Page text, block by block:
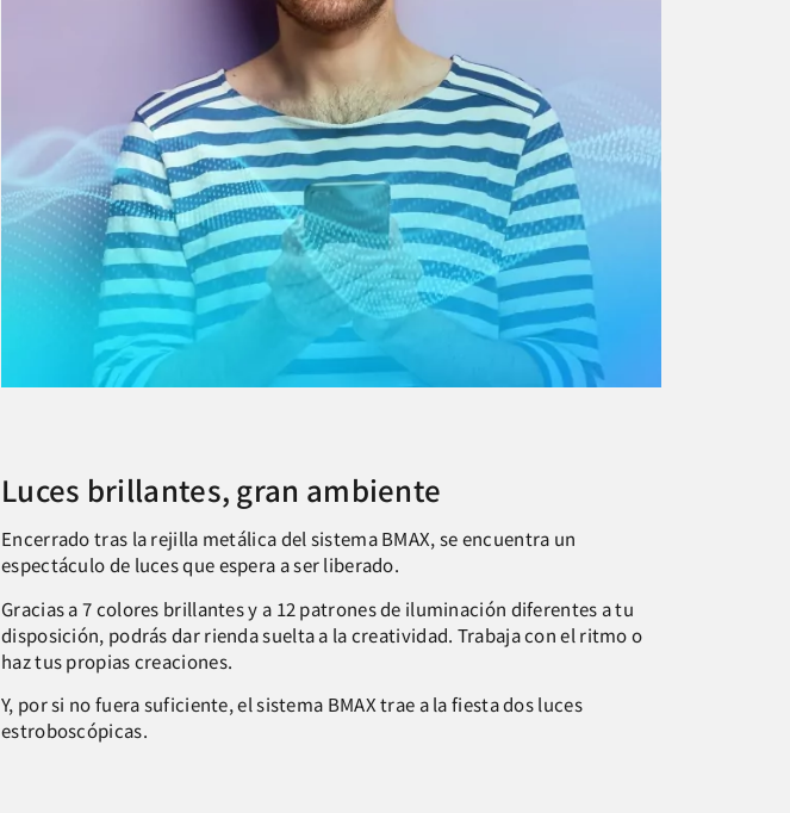
Luces brillantes, gran ambiente
Encerrado tras la rejilla metálica del sistema BMAX, se encuentra un
espectáculo de luces que espera a ser liberado.
Gracias a 7 colores brillantes y a 12 patrones de iluminación diferentes a tu
disposición, podrás dar rienda suelta a la creatividad. Trabaja con el ritmo o
haz tus propias creaciones.
Y, por si no fuera suficiente, el sistema BMAX trae a la fiesta dos luces
estroboscópicas.